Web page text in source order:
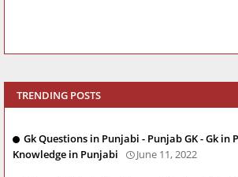
TRENDING POSTS
Gk Questions in Punjabi - Punjab GK - Gk in
Knowledge in Punjabi
June 11, 2022